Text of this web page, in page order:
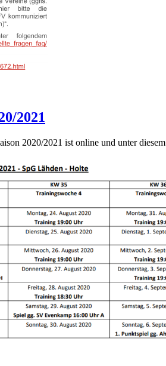
2021
2020/2021 ist online und unter diesem